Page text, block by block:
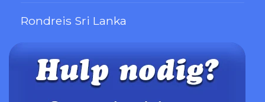
Rondreis Sri Lanka